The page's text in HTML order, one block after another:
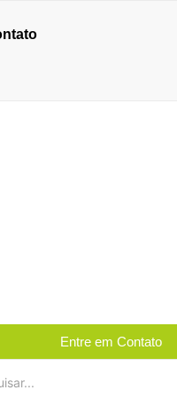
Entre em Contato